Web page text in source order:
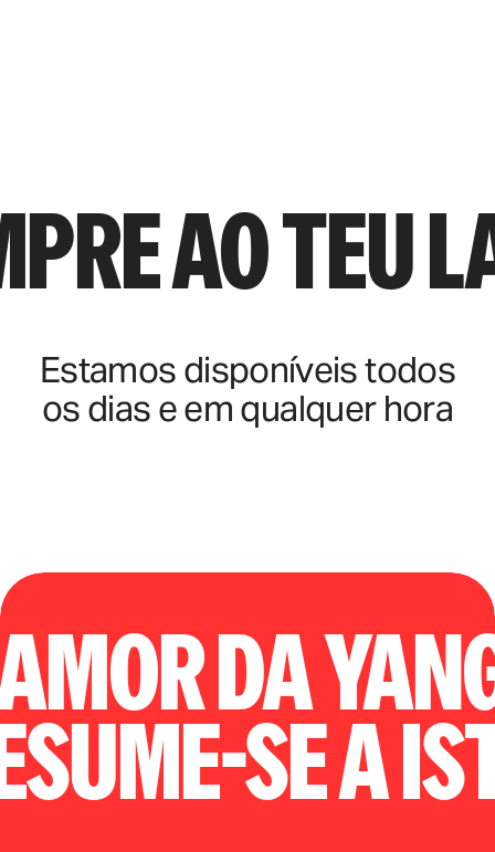
ao teu
Estamos disponíveis todos
os dias e em qualquer hora
da
se a